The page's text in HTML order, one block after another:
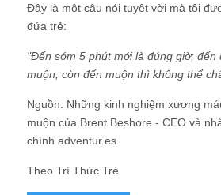
Đây là một câu nói tuyệt vời mà tôi
đứa trẻ:
"Đến sớm 5 phút mới là đúng giờ; đến
muộn; còn đến muộn thì không thể
Nguồn: Những kinh nghiệm xương
muộn của Brent Beshore - CEO và
chính adventur.es.
Theo Trí Thức Trẻ